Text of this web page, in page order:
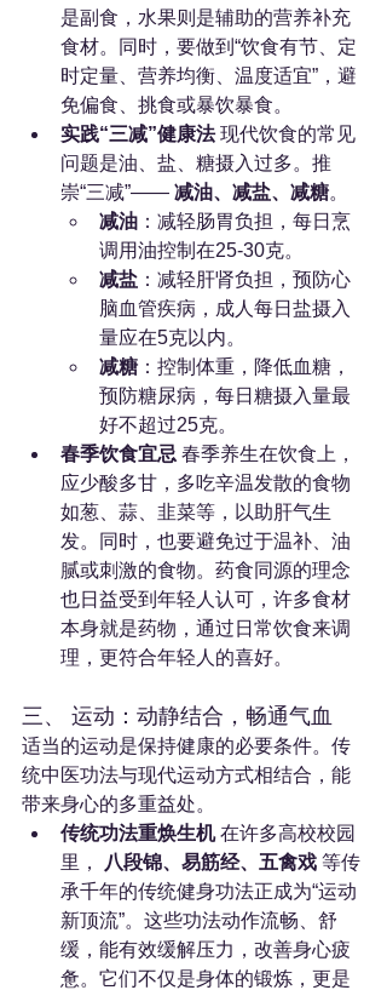
是副食，水果则是辅助的营养补充
食材。同时，要做到“饮食有节、定
时定量、营养均衡、温度适宜”，避
免偏食、挑食或暴饮暴食。
实践“三减”健康法 现代饮食的常见
问题是油、盐、糖摄入过多。推
崇“三减”—— 减油、减盐、减糖。
减油 ：减轻肠胃负担，每日烹
调用油控制在25-30克。
减盐 ：减轻肝肾负担，预防心
脑血管疾病，成人每日盐摄入
量应在5克以内。
减糖 ：控制体重，降低血糖，
预防糖尿病，每日糖摄入量最
好不超过25克。
春季饮食宜忌 春季养生在饮食上，
应少酸多甘，多吃辛温发散的食物
如葱、蒜、韭菜等，以助肝气生
发。同时，也要避免过于温补、油
腻或刺激的食物。药食同源的理念
也日益受到年轻人认可，许多食材
本身就是药物，通过日常饮食来调
理，更符合年轻人的喜好。
三、 运动：动静结合，畅通气血
适当的运动是保持健康的必要条件。传
统中医功法与现代运动方式相结合，能
带来身心的多重益处。
传统功法重焕生机 在许多高校校园
里，
八段锦、易筋经、五禽戏 等传
承千年的传统健身功法正成为“运动
新顶流”。这些功法动作流畅、舒
缓，能有效缓解压力，改善身心疲
惫。它们不仅是身体的锻炼，更是